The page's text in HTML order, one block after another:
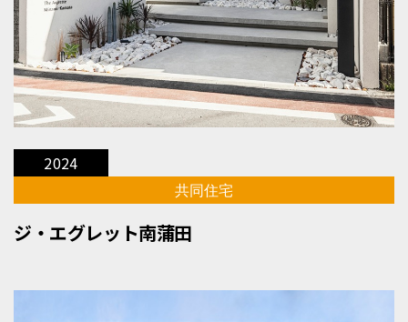
2024
共同住宅
ジ・エグレット南蒲田